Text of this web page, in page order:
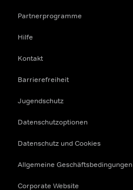
Partnerprogramme
Hilfe
Kontakt
Barrierefreiheit
Jugendschutz
Datenschutzoptionen
Datenschutz und Cookies
Allgemeine Geschäftsbedingungen
Corporate Website